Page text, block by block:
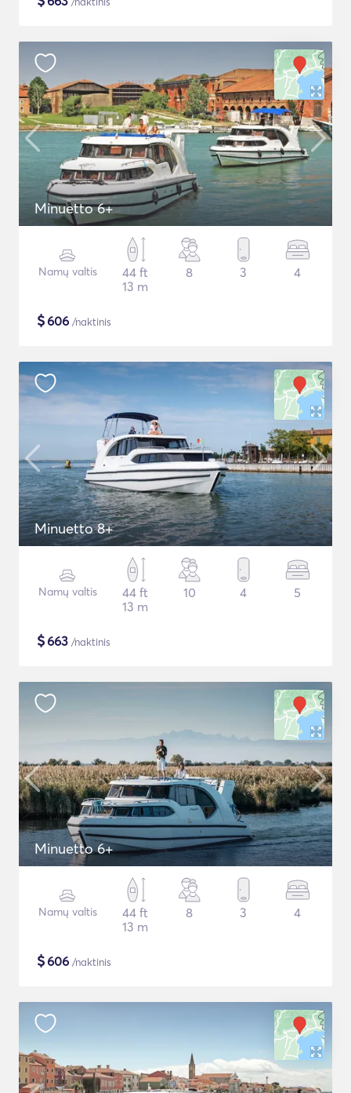
Minuetto 6+
Namų valtis
44 ft
13 m
8 3 4
$606 /naktinis
Minuetto 8+
Namų valtis
44 ft
13 m
10 4 5
$663 /naktinis
Minuetto 6+
Namų valtis
44 ft
13 m
8 3 4
$606 /naktinis